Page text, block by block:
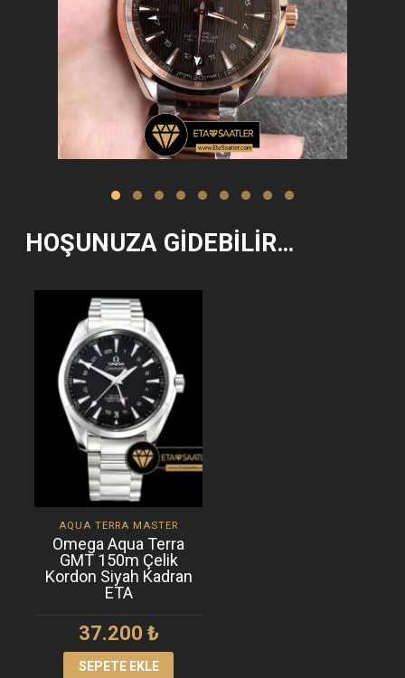
HOŞUNUZA GIDEBILIR…
AQUA TERRA MASTER
Omega Aqua Terra
GMT 150m Çelik
Kordon Siyah Kadran
ETA
37.200 ₺
SEPETE EKLE